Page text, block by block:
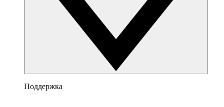
Поддержка